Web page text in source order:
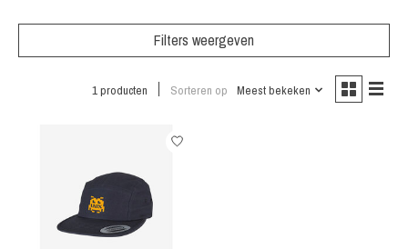
Filters weergeven
1 producten Sorteren op Meest bekeken